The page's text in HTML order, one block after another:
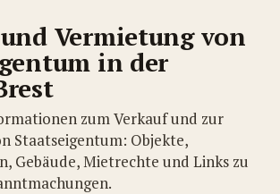
Vermietung von
in der
zum Verkauf und zur
Staatseigentum: Objekte,
Gebäude, Mietrechte und Links zu